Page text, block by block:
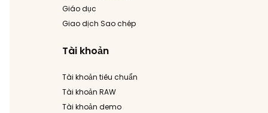
Giáo dục
Giao dịch Sao chép
Tài khoản
Tài khoản tiêu chuẩn
Tài khoản RAW
Tài khoản demo